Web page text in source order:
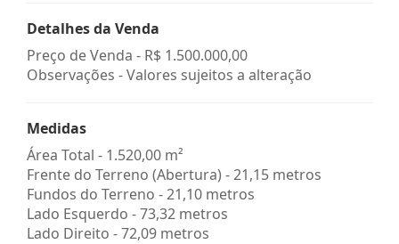
Detalhes da Venda
Preço de Venda - R$ 1.500.000,00
Observações - Valores sujeitos a alteração
Medidas
Área Total - 1.520,00 m²
Frente do Terreno (Abertura) - 21,15 metros
Fundos do Terreno - 21,10 metros
Lado Esquerdo - 73,32 metros
Lado Direito - 72,09 metros